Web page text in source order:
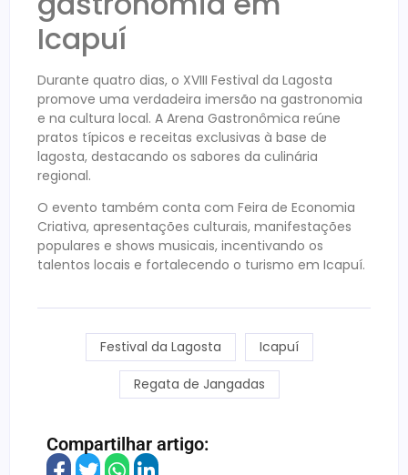
Icapuí
Durante quatro dias, o XVIII Festival da Lagosta
promove uma verdadeira imersão na gastronomia
e na cultura local. A Arena Gastronômica reúne
pratos típicos e receitas exclusivas à base de
lagosta, destacando os sabores da culinária
regional.
O evento também conta com Feira de Economia
Criativa, apresentações culturais, manifestações
populares e shows musicais, incentivando os
talentos locais e fortalecendo o turismo em Icapuí.
Festival da Lagosta Icapuí
Regata de Jangadas
Compartilhar artigo: